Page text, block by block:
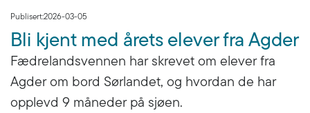
Publisert:2026-03-05
Bli kjent med årets elever fra Agder
Fædrelandsvennen har skrevet om elever fra
Agder om bord Sørlandet, og hvordan de har
opplevd 9 måneder på sjøen.